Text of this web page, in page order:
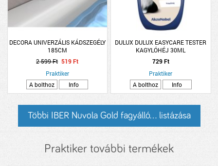
DECORA UNIVERZÁLIS KÁDSZEGÉLY
185CM
2 599 Ft 519 Ft
Praktiker
A bolthoz
Info
DULUX DULUX EASYCARE TESTER
KAGYLÓHÉJ 30ML
729 Ft
Praktiker
A bolthoz
Info
Többi IBER Nuvola Gold fagyálló... listázása
Praktiker további termékek